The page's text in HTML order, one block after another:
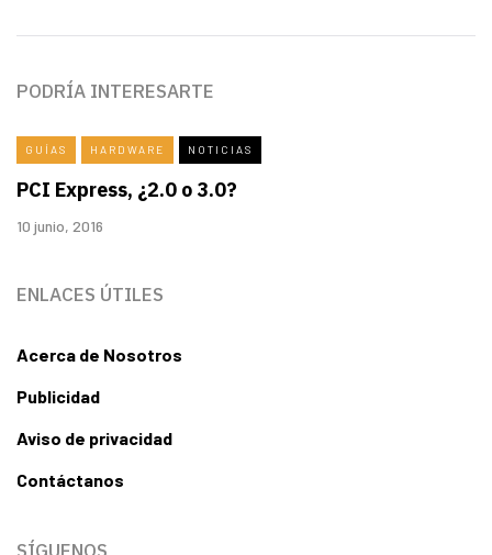
PODRÍA INTERESARTE
GUÍAS HARDWARE NOTICIAS
PCI Express, ¿2.0 o 3.0?
10 junio, 2016
ENLACES ÚTILES
Acerca de Nosotros
Publicidad
Aviso de privacidad
Contáctanos
SÍGUENOS